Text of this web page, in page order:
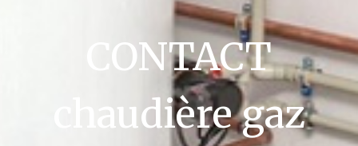
CONTACT
chaudière gaz